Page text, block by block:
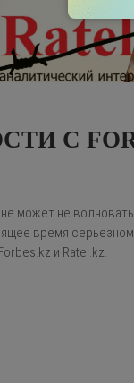
С
может не
время
и Ratel.kz.